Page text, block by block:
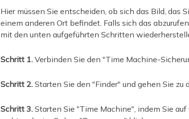
Hier müssen Sie entscheiden, ob sich das Bild,
einem anderen Ort befindet. Falls sich das
mit den unten aufgeführten Schritten
Schritt 1. Verbinden Sie den "Time Machine-
Schritt 2. Starten Sie den "Finder" und gehen Sie
Schritt 3. Starten Sie "Time Machine", indem Sie